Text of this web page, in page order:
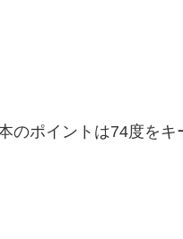
のポイントは74度を